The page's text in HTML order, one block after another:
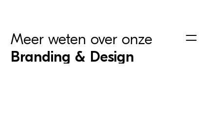
Meer weten over onze
Branding & Design